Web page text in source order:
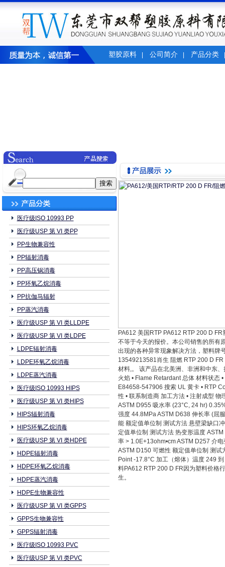
塑胶原料 公司简介 产品分类
医疗级ISO 10993 PP
医疗级USP 第 VI 类PP
PP生物兼容性
PP辐射消毒
PP高压锅消毒
PP环氧乙烷消毒
PP抗伽马辐射
PP蒸汽消毒
医疗级USP 第 VI 类LLDPE
医疗级USP 第 VI 类LDPE
LDPE辐射消毒
LDPE环氧乙烷消毒
LDPE蒸汽消毒
医疗级ISO 10993 HIPS
医疗级USP 第 VI 类HIPS
HIPS辐射消毒
HIPS环氧乙烷消毒
医疗级USP 第 VI 类HDPE
HDPE辐射消毒
HDPE环氧乙烷消毒
HDPE蒸汽消毒
HDPE生物兼容性
医疗级USP 第 VI 类GPPS
GPPS生物兼容性
GPPS辐射消毒
医疗级ISO 10993 PVC
医疗级USP 第 VI 类PVC
PA612 美国RTP PA612 RTP 200 D
不等于今天的报价。本公司销售的所有
出现的各种异常现象解决方法，塑料牌
13549213581肖生 阻燃 RTP 200 D
材料,。 该产品在北美洲、非洲和中东
火焰 • Flame Retardant 总体 材料状态
E84658-547906 搜索 UL 黄卡 • RTP
性 • 联系制造商 加工方法 • 注射成型
ASTM D955 吸水率 (23°C, 24 hr)
强度 44.8MPa ASTM D638 伸长率 (屈
能 额定值单位制 测试方法 悬壁梁缺口
定值单位制 测试方法 热变形温度
率 > 1.0E+13ohm•cm ASTM D257 介
ASTM D150 可燃性 额定值单位制 测
Point -17.8°C 加工（熔体）温度 249
料PA612 RTP 200 D FR因为塑料价格
生。